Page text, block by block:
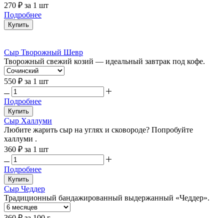
270 ₽ за 1 шт
Подробнее
Купить
Сыр Творожный Шевр
Творожный свежий козий — идеальный завтрак под кофе.
550 ₽ за 1 шт
Подробнее
Купить
Сыр Халлуми
Любите жарить сыр на углях и сковороде? Попробуйте
халлуми .
360 ₽ за 1 шт
Подробнее
Купить
Сыр Чеддер
Традиционный бандажированный выдержанный «Чеддер».